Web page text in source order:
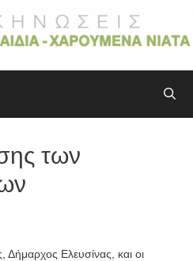
των
Ελευσίνας, και οι